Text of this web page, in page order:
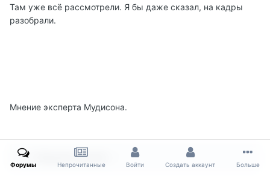
Там уже всё рассмотрели. Я бы даже сказал, на кадры
разобрали.
Мнение эксперта Мудисона.
Показать контент
Форумы Непрочитанные Войти Создать аккаунт Больше